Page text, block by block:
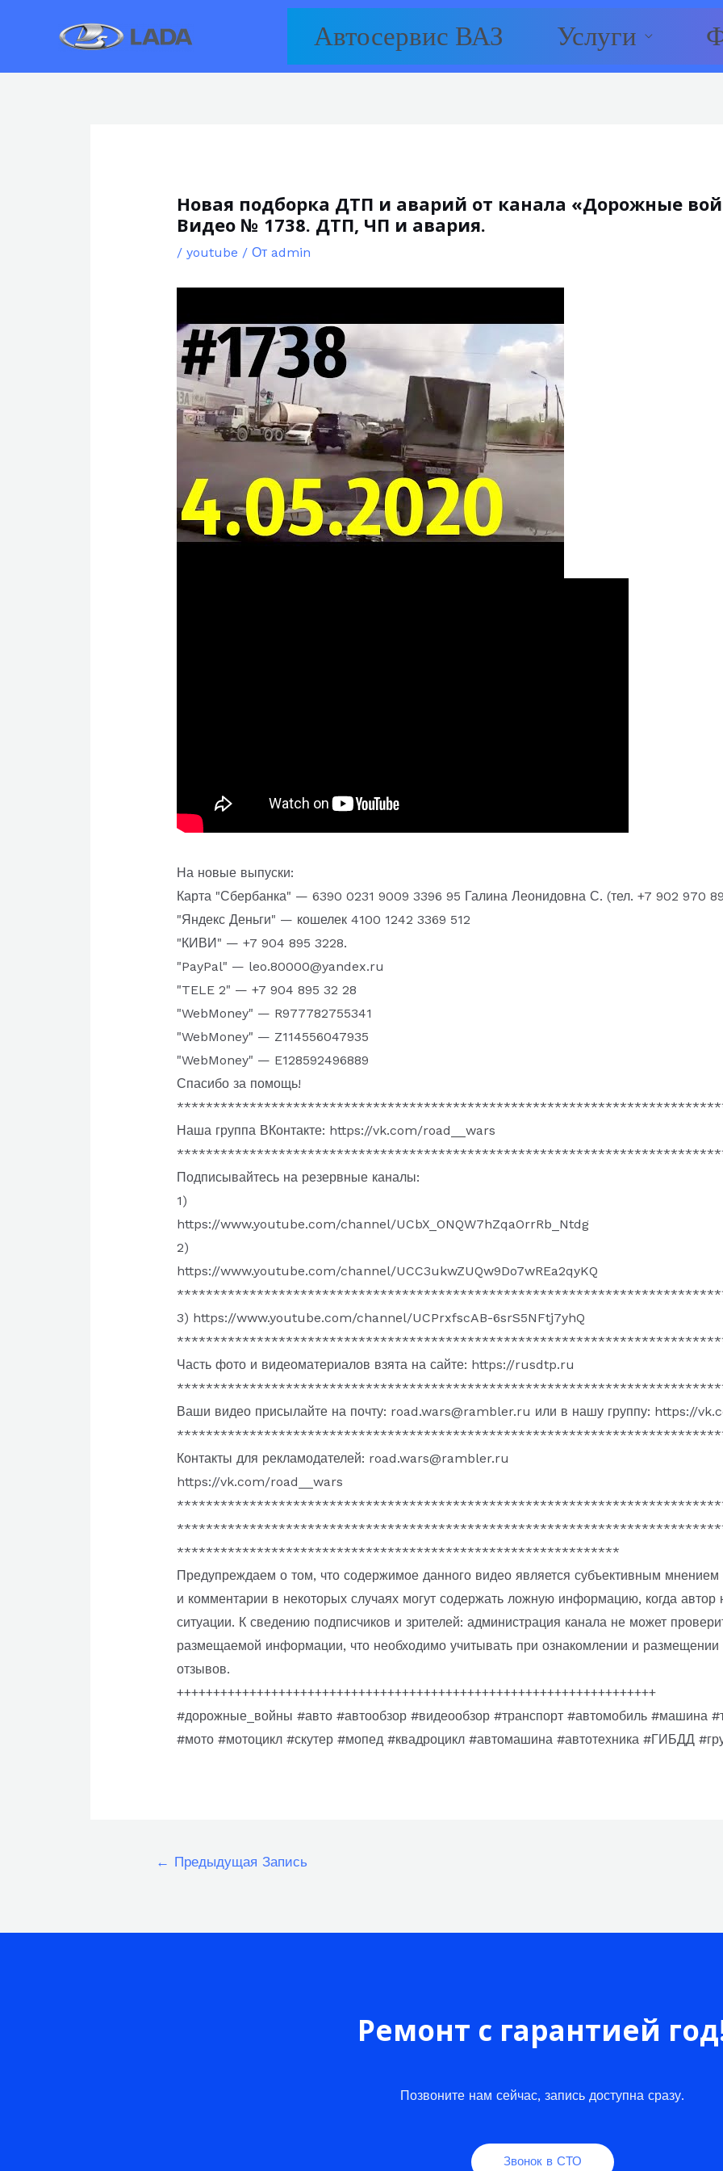
Автосервис ВАЗ Услуги
Новая подборка ДТП и аварий от канала «Дорожные
Видео № 1738. ДТП, ЧП и авария.
/ youtube / От admin
На новые выпуски:
Карта "Сбербанка" — 6390 0231 9009 3396 95 Галина Леонидовна С. (тел. +7 902 970
"Яндекс Деньги" — кошелек 4100 1242 3369 512
"КИВИ" — +7 904 895 3228.
"PayPal" — leo.80000@yandex.ru
"TELE 2" — +7 904 895 32 28
"WebMoney" — R977782755341
"WebMoney" — Z114556047935
"WebMoney" — E128592496889
Спасибо за помощь!
Наша группа ВКонтакте: https://vk.com/road__wars
Подписывайтесь на резервные каналы:
1)
https://www.youtube.com/channel/UCbX_ONQW7hZqaOrrRb_Ntdg
2)
https://www.youtube.com/channel/UCC3ukwZUQw9Do7wREa2qyKQ
3) https://www.youtube.com/channel/UCPrxfscAB-6srS5NFtj7yhQ
Часть фото и видеоматериалов взята на сайте: https://rusdtp.ru
Ваши видео присылайте на почту: road.wars@rambler.ru или в нашу группу: https://
Контакты для рекламодателей: road.wars@rambler.ru
https://vk.com/road__wars
*************************************************************
Предупреждаем о том, что содержимое данного видео является субъективным
и комментарии в некоторых случаях могут содержать ложную информацию, когда автор
ситуации. К сведению подписчиков и зрителей: администрация канала не может
размещаемой информации, что необходимо учитывать при ознакомлении и размещении
отзывов.
++++++++++++++++++++++++++++++++++++++++++++++++++++++++++++++++++
#дорожные_войны #авто #автообзор #видеообзор #транспорт #автомобиль #машина
#мото #мотоцикл #скутер #мопед #квадроцикл #автомашина #автотехника #ГИБДД
Навигация
← Предыдущая Запись
Ремонт с гарантией
Позвоните нам сейчас, запись доступна сразу.
Звонок в СТО